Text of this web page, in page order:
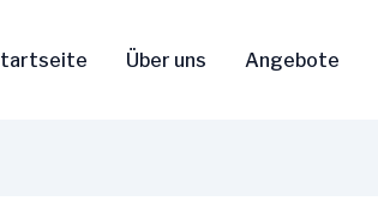
Über uns Angebote